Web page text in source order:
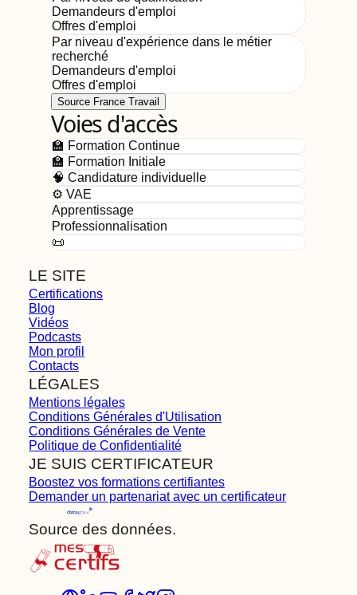
Demandeurs d'emploi
Offres d'emploi
Par niveau d'expérience dans le métier
recherché
Demandeurs d'emploi
Offres d'emploi
Source France Travail
Voies d'accès
🏫 Formation Continue
🏫 Formation Initiale
🧠 Candidature individuelle
⚙️ VAE
Apprentissage
Professionnalisation
📜
LE SITE
Certifications
Blog
Vidéos
Podcasts
Mon profil
Contacts
LÉGALES
Mentions légales
Conditions Générales d'Utilisation
Conditions Générales de Vente
Politique de Confidentialité
JE SUIS CERTIFICATEUR
Boostez vos formations certifiantes
Demander un partenariat avec un certificateur
Source des données.